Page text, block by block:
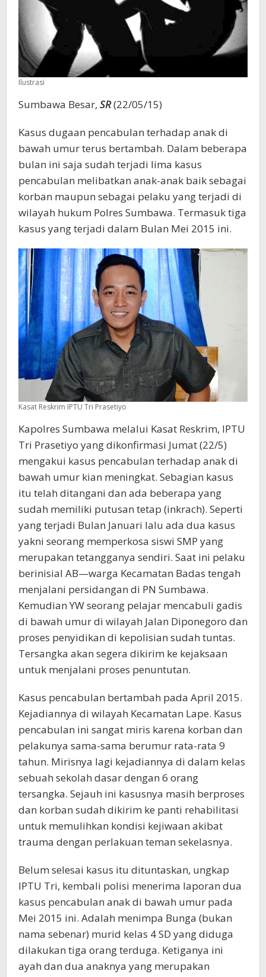
Ilustrasi
Sumbawa Besar, SR(22/05/15)
Kasus dugaan pencabulan terhadap anak di
bawah umur terus bertambah. Dalam beberapa
bulan ini saja sudah terjadi lima kasus
pencabulan melibatkan anak-anak baik sebagai
korban maupun sebagai pelaku yang terjadi di
wilayah hukum Polres Sumbawa. Termasuk tiga
kasus yang terjadi dalam Bulan Mei 2015 ini.
Kasat Reskrim IPTU Tri Prasetiyo
Kapolres Sumbawa melalui Kasat Reskrim, IPTU
Tri Prasetiyo yang dikonfirmasi Jumat (22/5)
mengakui kasus pencabulan terhadap anak di
bawah umur kian meningkat. Sebagian kasus
itu telah ditangani dan ada beberapa yang
sudah memiliki putusan tetap (inkrach). Seperti
yang terjadi Bulan Januari lalu ada dua kasus
yakni seorang memperkosa siswi SMP yang
merupakan tetangganya sendiri. Saat ini pelaku
berinisial AB—warga Kecamatan Badas tengah
menjalani persidangan di PN Sumbawa.
Kemudian YW seorang pelajar mencabuli gadis
di bawah umur di wilayah Jalan Diponegoro dan
proses penyidikan di kepolisian sudah tuntas.
Tersangka akan segera dikirim ke kejaksaan
untuk menjalani proses penuntutan.
Kasus pencabulan bertambah pada April 2015.
Kejadiannya di wilayah Kecamatan Lape. Kasus
pencabulan ini sangat miris karena korban dan
pelakunya sama-sama berumur rata-rata 9
tahun. Mirisnya lagi kejadiannya di dalam kelas
sebuah sekolah dasar dengan 6 orang
tersangka. Sejauh ini kasusnya masih berproses
dan korban sudah dikirim ke panti rehabilitasi
untuk memulihkan kondisi kejiwaan akibat
trauma dengan perlakuan teman sekelasnya.
Belum selesai kasus itu dituntaskan, ungkap
IPTU Tri, kembali polisi menerima laporan dua
kasus pencabulan anak di bawah umur pada
Mei 2015 ini. Adalah menimpa Bunga (bukan
nama sebenar) murid kelas 4 SD yang diduga
dilakukan tiga orang terduga. Ketiganya ini
ayah dan dua anaknya yang merupakan